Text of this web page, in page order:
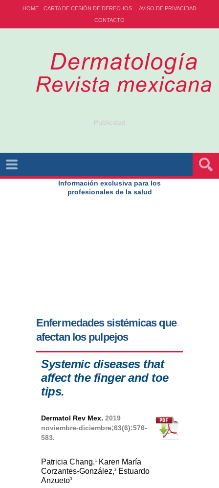
HOME CARTA DE CESIÓN DE DERECHOS
AVISO DE PRIVACIDAD
CONTACTO
Publicidad
Información exclusiva para los
profesionales de la salud
Enfermedades sistémicas que
afectan los pulpejos
Systemic diseases that
affect the finger and toe
tips.
Dermatol Rev Mex. 2019
noviembre-diciembre;63(6):576-
583.
Patricia Chang,1
Karen María
Corzantes-González,2
Estuardo
Anzueto3